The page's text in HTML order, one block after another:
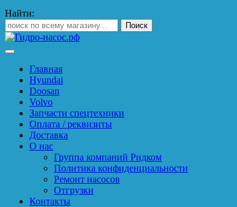
Найти:
Главная
Hyundai
Doosan
Volvo
Запчасти спецтехники
Оплата / реквизиты
Доставка
О нас
Группа компаний Ридком
Политика конфиденциальности
Ремонт насосов
Отгрузки
Контакты